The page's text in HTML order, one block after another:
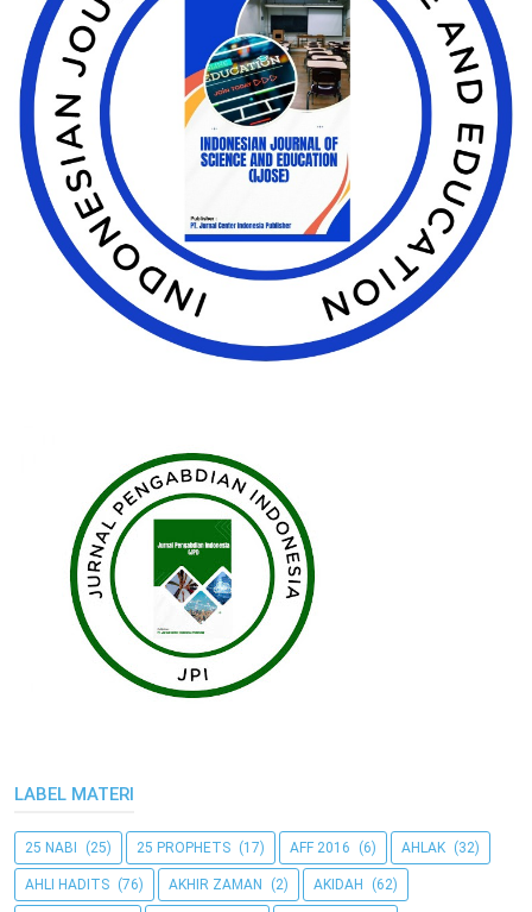
LABEL MATERI
25 NABI (25) 25 PROPHETS (17) AFF 2016 (6) AHLAK (32)
AHLI HADITS (76) AKHIR ZAMAN (2) AKIDAH (62)